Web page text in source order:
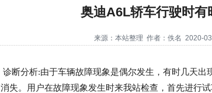
奥迪A6L轿车行驶时有
来源：本站整理 作者：佚名 2020-
诊断分析:由于车辆故障现象是偶尔发生，有时几天出
消失。用户在故障现象发生时来我站检查，首先进行